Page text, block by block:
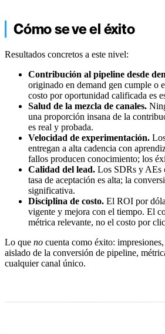
Cómo se ve el éxito
Resultados concretos a este nivel:
Contribución al pipeline desde
originado en demand gen cumple o
costo por oportunidad calificada es
Salud de la mezcla de canales.
una proporción insana de la
es real y probada.
Velocidad de experimentación.
entregan a alta cadencia con
fallos producen conocimiento; los
Calidad del lead. Los SDRs y AEs
tasa de aceptación es alta; la
significativa.
Disciplina de costo. El ROI por
vigente y mejora con el tiempo. El
métrica relevante, no el costo por
Lo que no cuenta como éxito:
aislado de la conversión de pipeline,
cualquier canal único.